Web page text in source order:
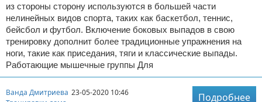
из стороны сторону используются в большей части
нелинейных видов спорта, таких как баскетбол, теннис,
бейсбол и футбол. Включение боковых выпадов в свою
тренировку дополнит более традиционные упражнения на
ноги, такие как приседания, тяги и классические выпады.
Работающие мышечные группы Для
Ванда Дмитриева 23-05-2020 10:46
Подробнее